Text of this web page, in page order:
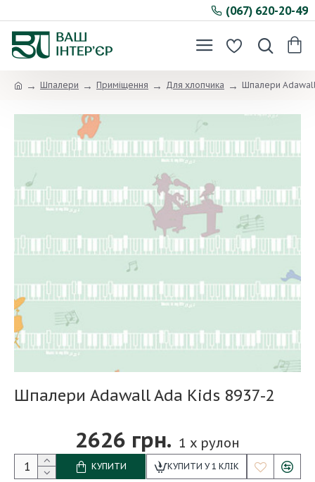
(067) 620-20-49
Шпалери Приміщення Для хлопчика Шпалери
Шпалери Adawall Ada Kids 8937-2
2626 грн. 1 x рулон
КУПИТИ КУПИТИ У 1 КЛІК